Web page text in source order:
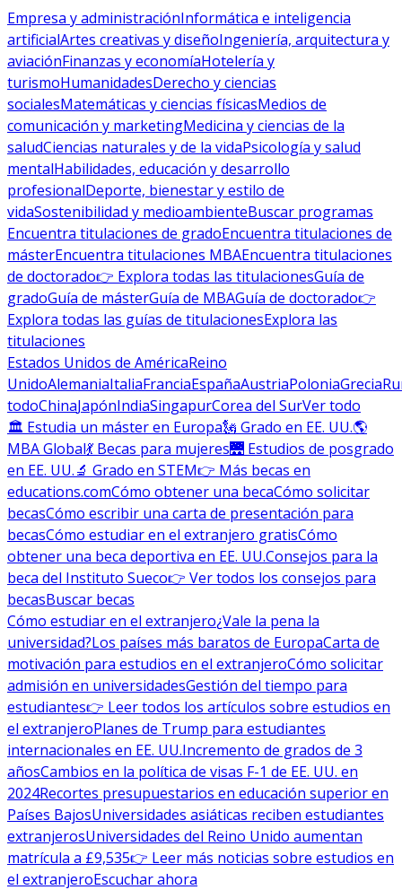
Empresa y administraciónInformática e inteligencia
artificialArtes creativas y diseñoIngeniería, arquitectura y
aviaciónFinanzas y economíaHotelería y
turismoHumanidadesDerecho y ciencias
socialesMatemáticas y ciencias físicasMedios de
comunicación y marketingMedicina y ciencias de la
saludCiencias naturales y de la vidaPsicología y salud
mentalHabilidades, educación y desarrollo
profesionalDeporte, bienestar y estilo de
vidaSostenibilidad y medioambienteBuscar programas
Encuentra titulaciones de gradoEncuentra titulaciones de
másterEncuentra titulaciones MBAEncuentra titulaciones
de doctorado👉 Explora todas las titulacionesGuía de
gradoGuía de másterGuía de MBAGuía de doctorado👉
Explora todas las guías de titulacionesExplora las
titulaciones
Estados Unidos de AméricaReino
UnidoAlemaniaItaliaFranciaEspañaAustriaPoloniaGrecia
todoChinaJapónIndiaSingapurCorea del SurVer todo
🏛 Estudia un máster en Europa🗽 Grado en EE. UU.🌎
MBA Global💃 Becas para mujeres🌉 Estudios de posgrado
en EE. UU.🔬 Grado en STEM👉 Más becas en
educations.comCómo obtener una becaCómo solicitar
becasCómo escribir una carta de presentación para
becasCómo estudiar en el extranjero gratisCómo
obtener una beca deportiva en EE. UU.Consejos para la
beca del Instituto Sueco👉 Ver todos los consejos para
becasBuscar becas
Cómo estudiar en el extranjero¿Vale la pena la
universidad?Los países más baratos de EuropaCarta de
motivación para estudios en el extranjeroCómo solicitar
admisión en universidadesGestión del tiempo para
estudiantes👉 Leer todos los artículos sobre estudios en
el extranjeroPlanes de Trump para estudiantes
internacionales en EE. UU.Incremento de grados de 3
añosCambios en la política de visas F-1 de EE. UU. en
2024Recortes presupuestarios en educación superior en
Países BajosUniversidades asiáticas reciben estudiantes
extranjerosUniversidades del Reino Unido aumentan
matrícula a £9,535👉 Leer más noticias sobre estudios en
el extranjeroEscuchar ahora